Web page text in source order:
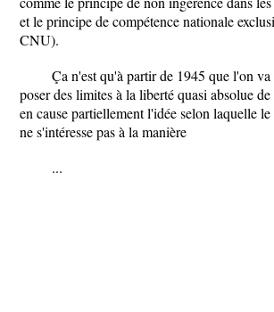
et le principe de compétence nationale
CNU).
Ça n'est qu'à partir de 1945 que l'on va
poser des limites à la liberté quasi absolue
en cause partiellement l'idée selon laquelle
ne s'intéresse pas à la manière
...